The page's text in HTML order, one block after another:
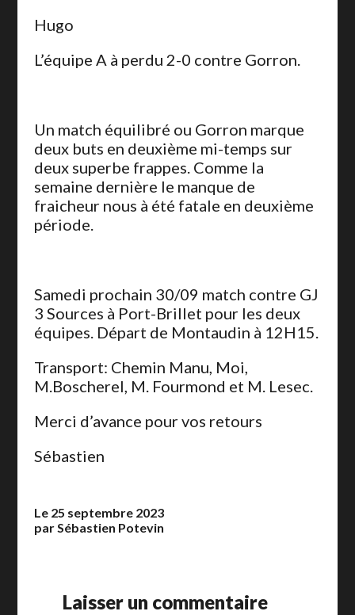
Hugo
L’équipe A à perdu 2-0 contre Gorron.
Un match équilibré ou Gorron marque
deux buts en deuxième mi-temps sur
deux superbe frappes. Comme la
semaine dernière le manque de
fraicheur nous à été fatale en deuxième
période.
Samedi prochain 30/09 match contre GJ
3 Sources à Port-Brillet pour les deux
équipes. Départ de Montaudin à 12H15.
Transport: Chemin Manu, Moi,
M.Boscherel, M. Fourmond et M. Lesec.
Merci d’avance pour vos retours
Sébastien
Le 25 septembre 2023
par Sébastien Potevin
Laisser un commentaire